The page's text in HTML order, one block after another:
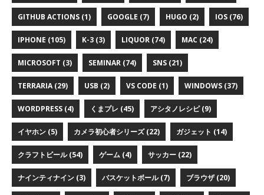
GITHUB ACTIONS (1) GOOGLE (7) HUGO (2) IOS (76)
IPHONE (105) K-3 (3) LIQUOR (74) MAC (24)
MICROSOFT (3) SEMINAR (74) SNS (21)
TERRARIA (29) USB (2) VS CODE (1) WINDOWS (37)
WORDPRESS (4) くまプレ (45) アシタノレシピ (9)
イヤホン (5) カメラ初心者シリーズ (22) ガジェット (14)
クラフトビール (54) ゲーム (4) サッカー (22)
ナインティナイン (3) バスケットボール (7) ブラウザ (20)